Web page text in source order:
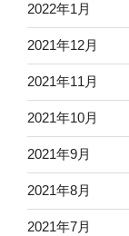
2022年1月
2021年12月
2021年11月
2021年10月
2021年9月
2021年8月
2021年7月